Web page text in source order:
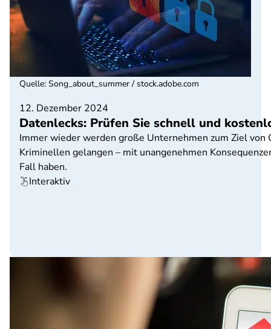
12. Dezember 2024
Datenlecks: Prüfen Sie schnell und
Immer wieder werden große Unternehmen zum Ziel von
Kriminellen gelangen – mit unangenehmen
Fall haben.
Interaktiv
Quelle: Song_about_summer / stock.adobe.com